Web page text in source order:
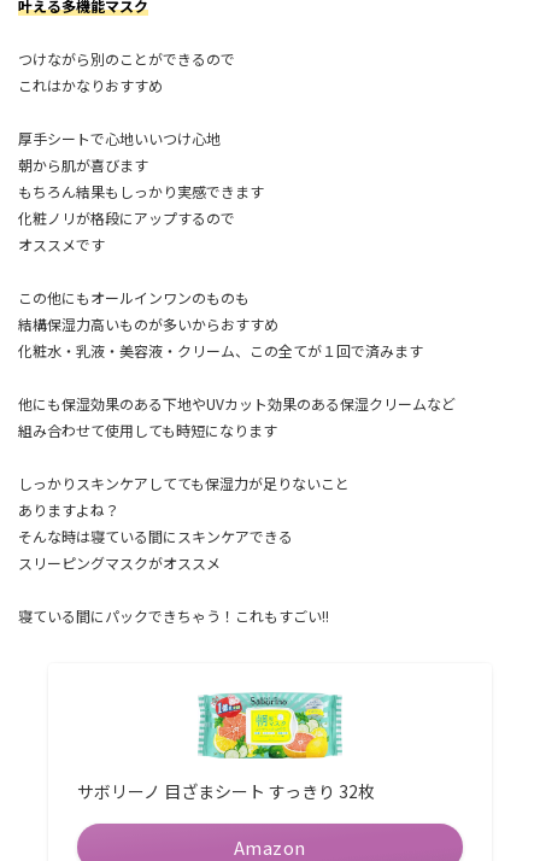
叶える多機能マスク
つけながら別のことができるので
これはかなりおすすめ
厚手シートで心地いいつけ心地
朝から肌が喜びます
もちろん結果もしっかり実感できます
化粧ノリが格段にアップするので
オススメです
この他にもオールインワンのものも
結構保湿力高いものが多いからおすすめ
化粧水・乳液・美容液・クリーム、この全てが１回で済みます
他にも保湿効果のある下地やUVカット効果のある保湿クリームなど
組み合わせて使用しても時短になります
しっかりスキンケアしてても保湿力が足りないこと
ありますよね？
そんな時は寝ている間にスキンケアできる
スリーピングマスクがオススメ
寝ている間にパックできちゃう！これもすごい!!
サボリーノ 目ざまシート すっきり 32枚
Amazon